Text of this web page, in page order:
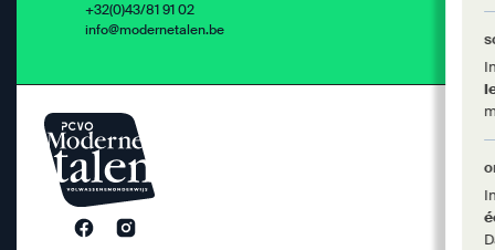
+32(0)43/81 91 02
info@modernetalen.be